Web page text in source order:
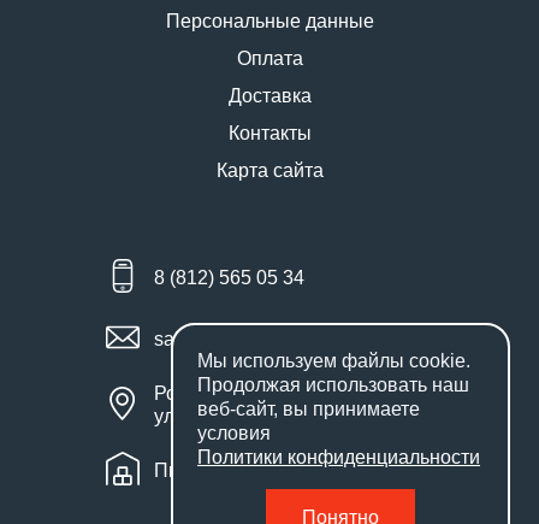
Персональные данные
Оплата
Доставка
Контакты
Карта сайта
8 (812) 565 05 34
sales@miniworks.ru
Россия, Санкт-Петербург,
улица Маршала Новикова, 28Е
Пн – Пт: с 9:00 до 18:00
Мы используем файлы cookie.
Продолжая использовать наш
веб-сайт, вы принимаете
условия
Политики конфиденциальности
Понятно